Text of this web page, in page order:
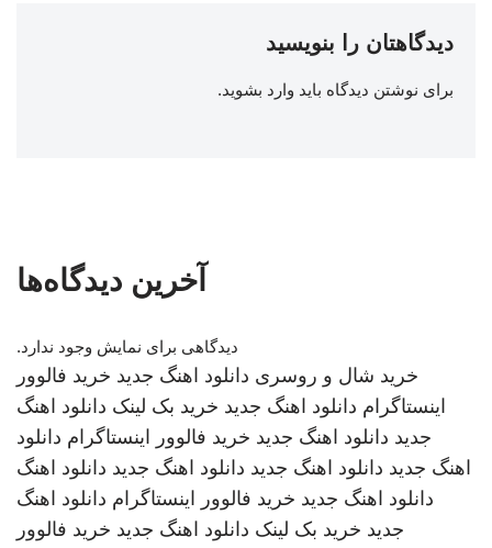
دیدگاهتان را بنویسید
برای نوشتن دیدگاه باید وارد بشوید.
آخرین دیدگاه‌ها
دیدگاهی برای نمایش وجود ندارد.
خرید شال و روسری دانلود اهنگ جدید خرید فالوور
اینستاگرام دانلود اهنگ جدید خرید بک لینک دانلود اهنگ
جدید دانلود اهنگ جدید خرید فالوور اینستاگرام دانلود
اهنگ جدید دانلود اهنگ جدید دانلود اهنگ جدید دانلود اهنگ
دانلود اهنگ جدید خرید فالوور اینستاگرام دانلود اهنگ
جدید خرید بک لینک دانلود اهنگ جدید خرید فالوور